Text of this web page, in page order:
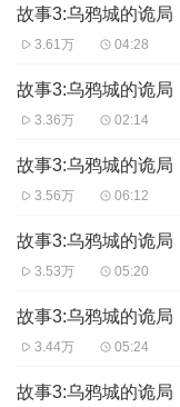
故事3:乌鸦城的诡局
3.61万 04:28
故事3:乌鸦城的诡局
3.36万 02:14
故事3:乌鸦城的诡局
3.56万 06:12
故事3:乌鸦城的诡局
3.53万 05:20
故事3:乌鸦城的诡局
3.44万 05:24
故事3:乌鸦城的诡局